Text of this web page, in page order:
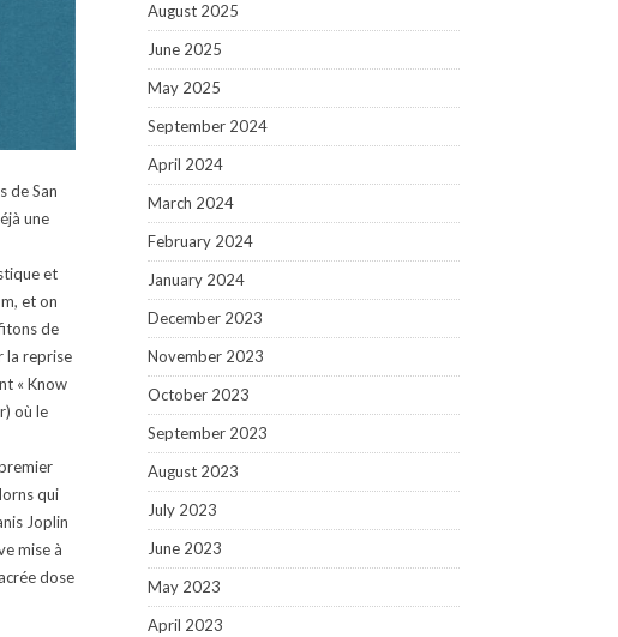
de San
une
et
et on
de
la reprise
« Know
où le
qui
Joplin
mise à
dose
August 2025
June 2025
May 2025
September 2024
April 2024
March 2024
February 2024
January 2024
December 2023
November 2023
October 2023
September 2023
August 2023
July 2023
June 2023
May 2023
April 2023